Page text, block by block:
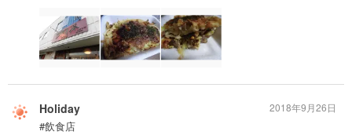
Holiday
#飲食店
2018年9月26日